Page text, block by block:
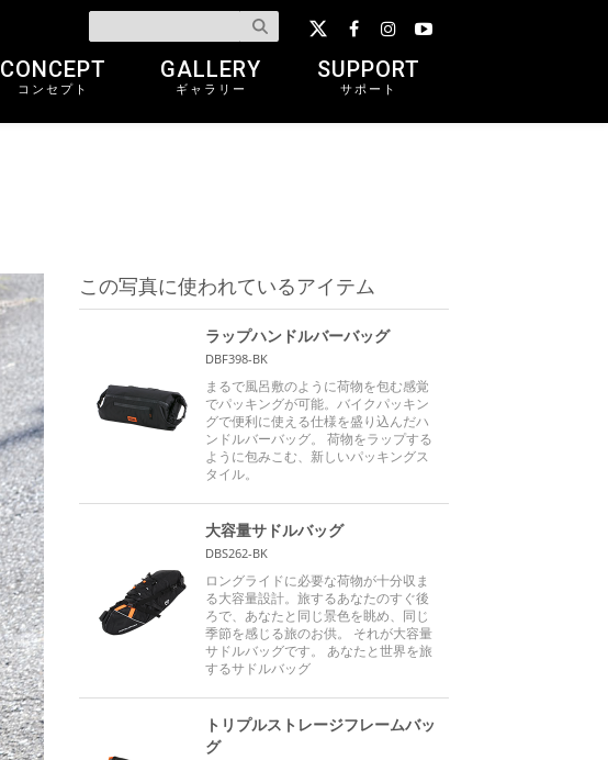
CONCEPT
コンセプト
GALLERY
ギャラリー
SUPPORT
サポート
この写真に使われているアイテム
ラップハンドルバーバッグ
DBF398-BK
まるで風呂敷のように荷物を包む感覚
でパッキングが可能。バイクパッキン
グで便利に使える仕様を盛り込んだハ
ンドルバーバッグ。 荷物をラップする
ように包みこむ、新しいパッキングス
タイル。
大容量サドルバッグ
DBS262-BK
ロングライドに必要な荷物が十分収ま
る大容量設計。旅するあなたのすぐ後
ろで、あなたと同じ景色を眺め、同じ
季節を感じる旅のお供。 それが大容量
サドルバッグです。 あなたと世界を旅
するサドルバッグ
トリプルストレージフレームバッ
グ